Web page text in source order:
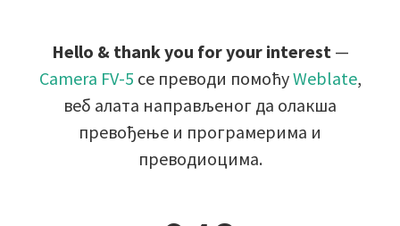
Hello & thank you for your interest—
Camera FV-5 се преводи помоћуWeblate,
веб алата направљеног да олакша
превођење и програмерима и
преводиоцима.